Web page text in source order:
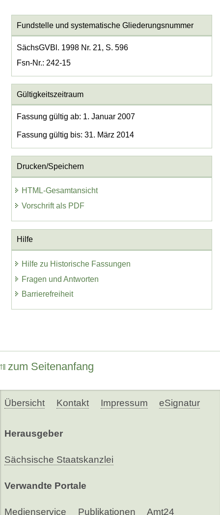
Fundstelle und systematische Gliederungsnummer
SächsGVBl. 1998 Nr. 21, S. 596
Fsn-Nr.: 242-15
Gültigkeitszeitraum
Fassung gültig ab: 1. Januar 2007
Fassung gültig bis: 31. März 2014
Drucken/Speichern
HTML-Gesamtansicht
Vorschrift als PDF
Hilfe
Hilfe zu Historische Fassungen
Fragen und Antworten
Barrierefreiheit
zum Seitenanfang
Übersicht Kontakt Impressum eSignatur
Herausgeber
Sächsische Staatskanzlei
Verwandte Portale
Medienservice Publikationen Amt24